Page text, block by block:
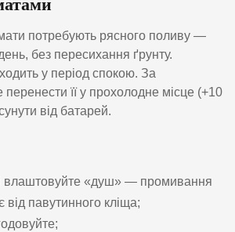
потребують рясного поливу —
без пересихання ґрунту.
у період спокою. За
її у прохолодне місце (+10
від батарей.
влаштовуйте «душ» — промивання
від павутинного кліща;